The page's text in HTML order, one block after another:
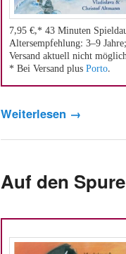
7,95 €,* 43 Minuten
Altersempfehlung: 3–9 Jahre;
Versand aktuell nicht
* Bei Versand plus Porto.
Weiterlesen →
Auf den